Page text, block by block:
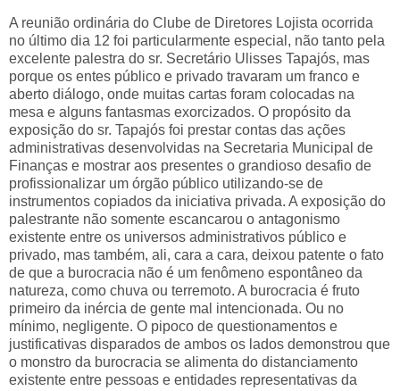
A reunião ordinária do Clube de Diretores Lojista ocorrida
no último dia 12 foi particularmente especial, não tanto pela
excelente palestra do sr. Secretário Ulisses Tapajós, mas
porque os entes público e privado travaram um franco e
aberto diálogo, onde muitas cartas foram colocadas na
mesa e alguns fantasmas exorcizados. O propósito da
exposição do sr. Tapajós foi prestar contas das ações
administrativas desenvolvidas na Secretaria Municipal de
Finanças e mostrar aos presentes o grandioso desafio de
profissionalizar um órgão público utilizando-se de
instrumentos copiados da iniciativa privada. A exposição do
palestrante não somente escancarou o antagonismo
existente entre os universos administrativos público e
privado, mas também, ali, cara a cara, deixou patente o fato
de que a burocracia não é um fenômeno espontâneo da
natureza, como chuva ou terremoto. A burocracia é fruto
primeiro da inércia de gente mal intencionada. Ou no
mínimo, negligente. O pipoco de questionamentos e
justificativas disparados de ambos os lados demonstrou que
o monstro da burocracia se alimenta do distanciamento
existente entre pessoas e entidades representativas da